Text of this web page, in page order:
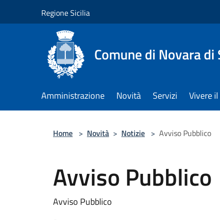
Regione Sicilia
Comune di Novara di
Amministrazione Novità Servizi Vivere
Home > Novità > Notizie > Avviso Pubblico
Avviso Pubblico
Avviso Pubblico